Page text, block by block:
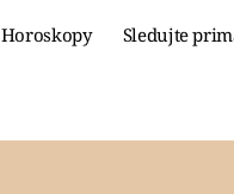
Horoskopy Sledujte